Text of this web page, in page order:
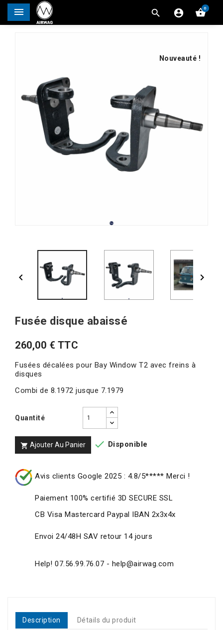
 0



Nouveauté !
 
Fusée disque abaissé
260,00 € TTC
Fusées décalées pour Bay Window T2 avec freins à
disques
Combi de 8.1972 jusque 7.1979
Quantité
 Ajouter Au Panier  Disponible
Avis clients Google 2025 : 4.8/5***** Merci !
Paiement 100% certifié 3D SECURE SSL
CB Visa Mastercard Paypal IBAN 2x3x4x
Envoi 24/48H SAV retour 14 jours
Help! 07.56.99.76.07 - help@airwag.com
Description Détails du produit